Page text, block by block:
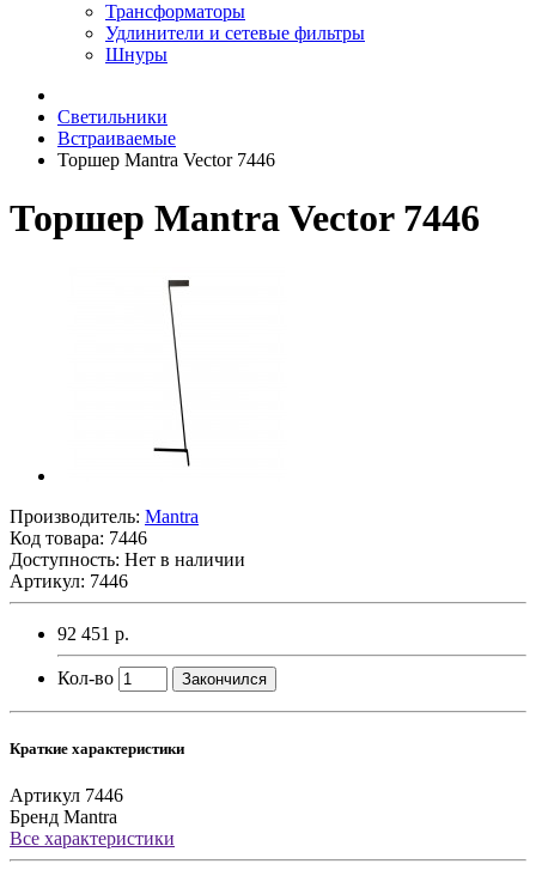
Трансформаторы
Удлинители и сетевые фильтры
Шнуры
Светильники
Встраиваемые
Торшер Mantra Vector 7446
Торшер Mantra Vector 7446
Производитель: Mantra
Код товара: 7446
Доступность: Нет в наличии
Артикул: 7446
92 451 р.
Кол-во Закончился
Краткие характеристики
Артикул 7446
Бренд Mantra
Все характеристики